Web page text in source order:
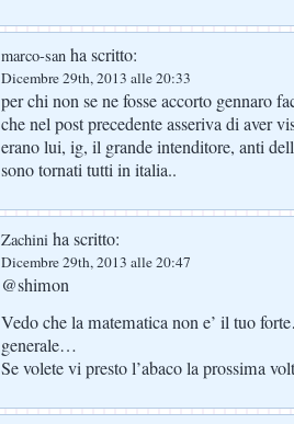
marco-san ha scritto:
Dicembre 29th, 2013 alle 20:33
per chi non se ne fosse accorto gennaro
che nel post precedente asseriva di aver
erano lui, ig, il grande intenditore, anti
sono tornati tutti in italia..
Zachini ha scritto:
Dicembre 29th, 2013 alle 20:47
@shimon
Vedo che la matematica non e’ il tuo
generale…
Se volete vi presto l’abaco la prossima